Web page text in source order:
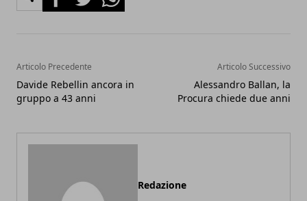
Articolo Precedente
Davide Rebellin ancora in
gruppo a 43 anni
Articolo Successivo
Alessandro Ballan, la
Procura chiede due anni
Redazione